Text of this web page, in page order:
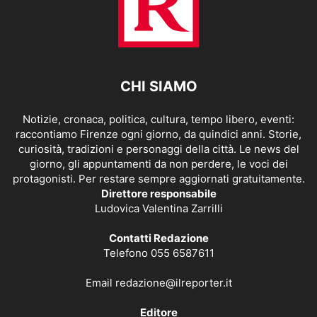
CHI SIAMO
Notizie, cronaca, politica, cultura, tempo libero, eventi:
raccontiamo Firenze ogni giorno, da quindici anni. Storie,
curiosità, tradizioni e personaggi della città. Le news del
giorno, gli appuntamenti da non perdere, le voci dei
protagonisti. Per restare sempre aggiornati gratuitamente.
Direttore responsabile
Ludovica Valentina Zarrilli
Contatti Redazione
Telefono 055 6587611
Email redazione@ilreporter.it
Editore